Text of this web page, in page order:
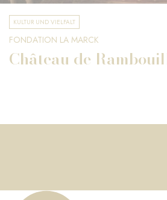
KULTUR UND VIELFALT
FONDATION LA MARCK
Château de